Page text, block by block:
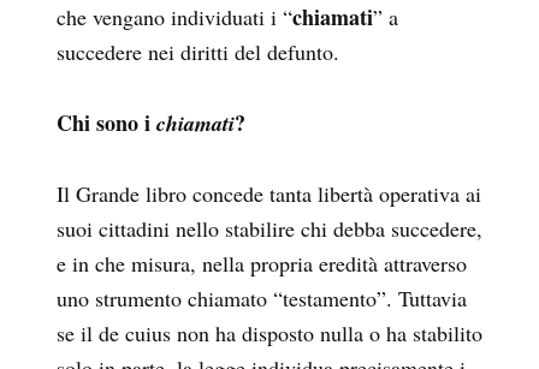
che vengano individuati i “chiamati” a
succedere nei diritti del defunto.
Chi sono i chiamati?
Il Grande libro concede tanta libertà operativa ai
suoi cittadini nello stabilire chi debba succedere,
e in che misura, nella propria eredità attraverso
uno strumento chiamato “testamento”. Tuttavia
se il de cuius non ha disposto nulla o ha stabilito